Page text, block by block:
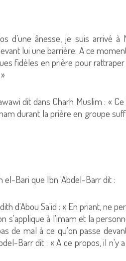
d’une ânesse, je suis arrivé à
lui une barrière. A ce
fidèles en prière pour
dit dans Charh Muslim : «
durant la prière en groupe
el-Bari que Ibn 'Abdel-Barr dit :
d'Abou Sa'id : « En priant, ne
s'applique à l'imam et la
de mal à ce qu'on passe
Barr dit : « A ce propos, il n'y